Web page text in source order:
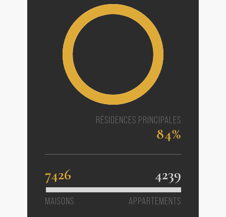
RÉSIDENCES PRINCIPALES
84%
7426 4239
MAISONS APPARTEMENTS